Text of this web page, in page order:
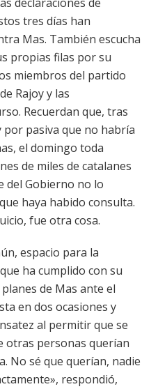
tres días han
Mas. También escucha
propias filas por su
miembros del partido
Rajoy y las
Recuerdan que, tras
pasiva que no habría
el domingo toda
de miles de catalanes
del Gobierno no lo
haya habido consulta.
fue otra cosa.
espacio para la
ha cumplido con su
de Mas ante el
en dos ocasiones y
al permitir que se
otras personas querían
No sé que querían, nadie
respondió,